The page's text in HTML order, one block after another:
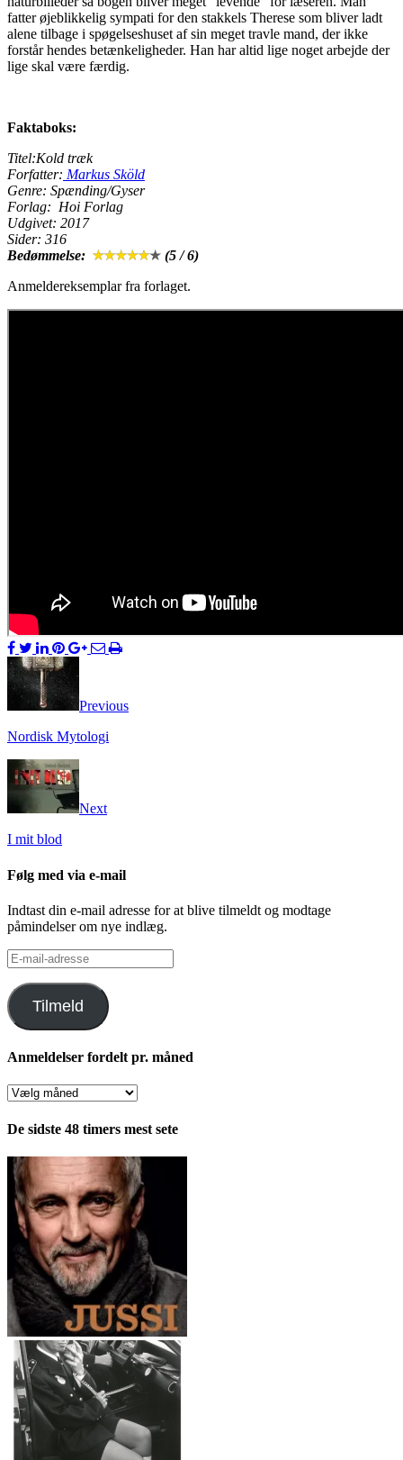
fatter øjeblikkelig sympati for den stakkels Therese som bliver ladt
alene tilbage i spøgelseshuset af sin meget travle mand, der ikke
forstår hendes betænkeligheder. Han har altid lige noget arbejde der
lige skal være færdig.
Faktaboks:
Titel:Kold træk
Forfatter: Markus Sköld
Genre: Spænding/Gyser
Forlag: Hoi Forlag
Udgivet: 2017
Sider: 316
Bedømmelse:
(5 / 6)
Anmeldereksemplar fra forlaget.
Previous
Nordisk Mytologi
Next
I mit blod
Følg med via e-mail
Indtast din e-mail adresse for at blive tilmeldt og modtage
påmindelser om nye indlæg.
E-
mail-
adresse
Tilmeld
Anmeldelser fordelt pr. måned
Anmeldelser
pr.
De sidste 48 timers mest sete